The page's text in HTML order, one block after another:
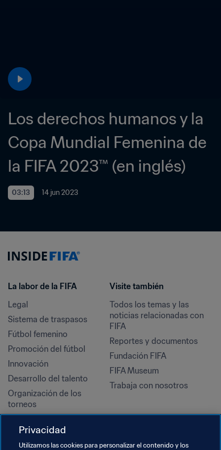
Los derechos humanos y la
Copa Mundial Femenina de
la FIFA 2023™ (en inglés)
03:13 14 jun 2023
La labor de la FIFA
Legal
Sistema de traspasos
Fútbol femenino
Promoción del fútbol
Innovación
Desarrollo del talento
Organización de los
torneos
Derechos humanos y lucha
contra la discriminación
Visite también
Todos los temas y las
noticias relacionadas con
FIFA
Reportes y documentos
Fundación FIFA
FIFA Museum
Trabaja con nosotros
Privacidad
Utilizamos las cookies para personalizar el contenido y los